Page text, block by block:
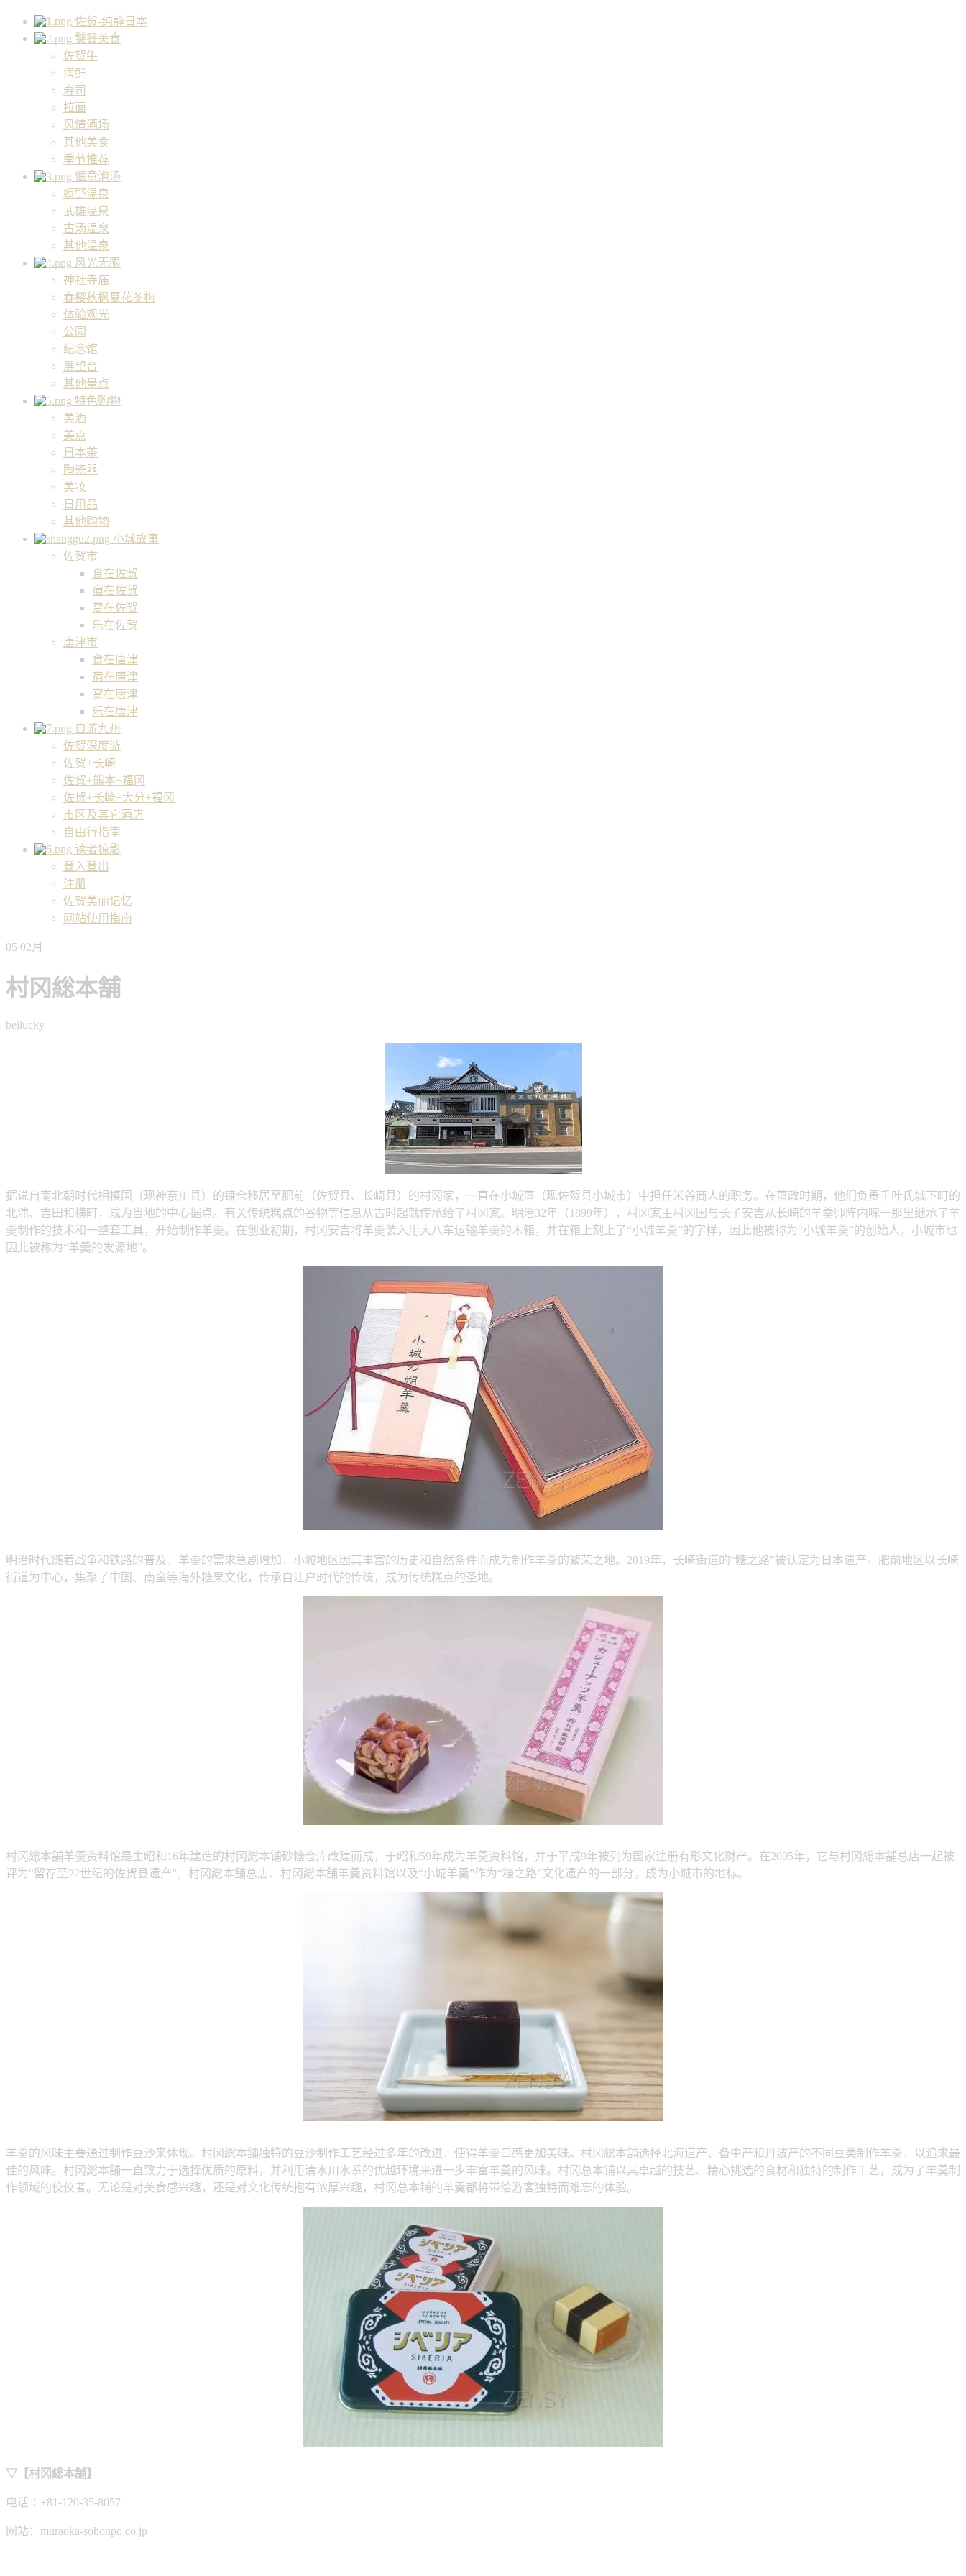
佐贺-纯静日本
饕餮美食
佐贺牛
海鲜
寿司
拉面
风情酒场
其他美食
季节推荐
惬意泡汤
嬉野温泉
武雄温泉
古汤温泉
其他温泉
风光无限
神社寺庙
春樱秋枫夏花冬梅
体验观光
公园
纪念馆
展望台
其他景点
特色购物
美酒
美点
日本茶
陶瓷器
美妆
日用品
其他购物
小城故事
佐贺市
食在佐贺
宿在佐贺
赏在佐贺
乐在佐贺
唐津市
食在唐津
宿在唐津
赏在唐津
乐在唐津
自游九州
佐贺深度游
佐贺+长崎
佐贺+熊本+福冈
佐贺+长崎+大分+福冈
市区及其它酒店
自由行指南
读者掠影
登入登出
注册
佐贺美丽记忆
网站使用指南
05 02月
村冈総本舗
beilucky
据说自南北朝时代相模国（现神奈川县）的镰仓移居至肥前（佐贺县、长崎县）的村冈家，一直在小城藩（现佐贺县小城市）中担任米谷商人的职务。在藩政时期，他们负责千叶氏城下町的
北浦、吉田和横町，成为当地的中心据点。有关传统糕点的谷物等信息从古时起就传承给了村冈家。明治32年（1899年），村冈家主村冈国与长子安吉从长崎的羊羹师阵内啄一那里继承了羊
羹制作的技术和一整套工具，开始制作羊羹。在创业初期，村冈安吉将羊羹装入用大八车运输羊羹的木箱，并在箱上刻上了“小城羊羹”的字样，因此他被称为“小城羊羹”的创始人，小城市也
因此被称为“羊羹的发源地”。
明治时代随着战争和铁路的普及，羊羹的需求急剧增加，小城地区因其丰富的历史和自然条件而成为制作羊羹的繁荣之地。2019年，长崎街道的“糖之路”被认定为日本遗产。肥前地区以长崎
街道为中心，集聚了中国、南蛮等海外糖果文化，传承自江户时代的传统，成为传统糕点的圣地。
村冈総本舗羊羹资料馆是由昭和16年建造的村冈総本铺砂糖仓库改建而成，于昭和59年成为羊羹资料馆，并于平成9年被列为国家注册有形文化财产。在2005年，它与村冈総本舗总店一起被
评为“留存至22世纪的佐贺县遗产”。村冈総本舗总店、村冈総本舗羊羹资料馆以及“小城羊羹”作为“糖之路”文化遗产的一部分。成为小城市的地标。
羊羹的风味主要通过制作豆沙来体现。村冈総本舗独特的豆沙制作工艺经过多年的改进，使得羊羹口感更加美味。村冈総本舗选择北海道产、备中产和丹波产的不同豆类制作羊羹，以追求最
佳的风味。村冈総本舗一直致力于选择优质的原料，并利用清水川水系的优越环境来进一步丰富羊羹的风味。村冈总本铺以其卓越的技艺、精心挑选的食材和独特的制作工艺，成为了羊羹制
作领域的佼佼者。无论是对美食感兴趣，还是对文化传统抱有浓厚兴趣，村冈总本铺的羊羹都将带给游客独特而难忘的体验。
▽【村冈総本舗】
电话∶+81-120-35-8057
网站：muraoka-sohonpo.co.jp